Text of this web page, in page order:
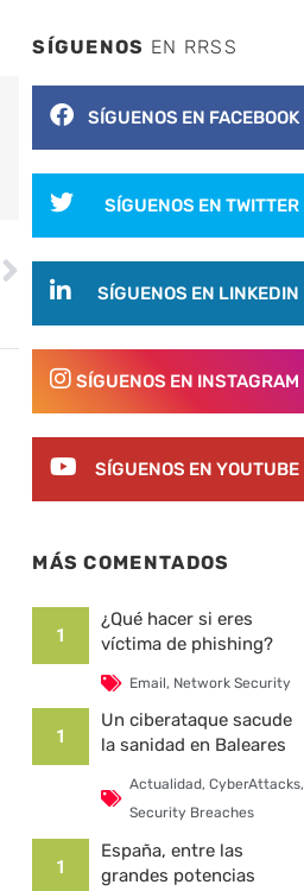
Siguiente
SÍGUENOS EN RRSS
SÍGUENOS EN FACEBOOK
SÍGUENOS EN TWITTER
SÍGUENOS EN LINKEDIN
SÍGUENOS EN INSTAGRAM
SÍGUENOS EN YOUTUBE
MÁS COMENTADOS
1
¿Qué hacer si eres
víctima de phishing?
Email, Network Security
1
Un ciberataque sacude
la sanidad en Baleares
Actualidad, CyberAttacks,
Security Breaches
1
España, entre las
grandes potencias